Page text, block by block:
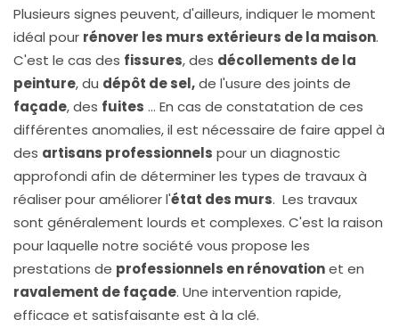
Plusieurs signes peuvent, d'ailleurs, indiquer le moment
idéal pour rénover les murs extérieurs de la maison.
C'est le cas des fissures, des décollements de la
peinture, du dépôt de sel,de l'usure des joints de
façade, des fuites … En cas de constatation de ces
différentes anomalies, il est nécessaire de faire appel à
des artisans professionnels pour un diagnostic
approfondi afin de déterminer les types de travaux à
réaliser pour améliorer l'état des murs. Les travaux
sont généralement lourds et complexes. C'est la raison
pour laquelle notre société vous propose les
prestations de professionnels en rénovationet en
ravalement de façade. Une intervention rapide,
efficace et satisfaisante est à la clé.